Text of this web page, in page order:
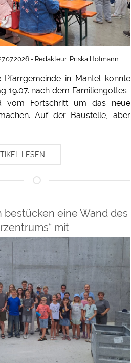
- Redakteur: Priska Hofmann
Pfarrgemeinde in Mantel konnte
19.07. nach dem Familiengottes-
vom Fortschritt um das neue
Auf der Baustelle, aber
LESEN
bestücken eine Wand des
mit
Gegenständen